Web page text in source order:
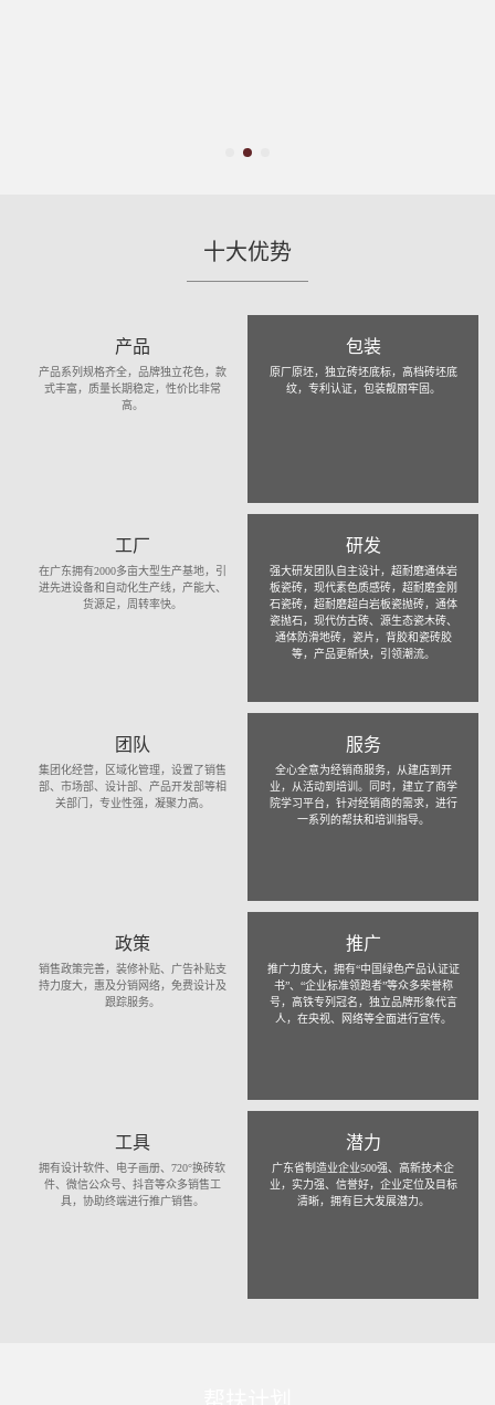
十大优势
产品
产品系列规格齐全，品牌独立花色，款
式丰富，质量长期稳定，性价比非常
高。
包装
原厂原坯，独立砖坯底标，高档砖坯底
纹，专利认证，包装靓丽牢固。
工厂
在广东拥有2000多亩大型生产基地，引
进先进设备和自动化生产线，产能大、
货源足，周转率快。
研发
强大研发团队自主设计，超耐磨通体岩
板瓷砖，现代素色质感砖，超耐磨金刚
石瓷砖，超耐磨超白岩板瓷抛砖，通体
瓷抛石，现代仿古砖、源生态瓷木砖、
通体防滑地砖，瓷片，背胶和瓷砖胶
等，产品更新快，引领潮流。
团队
集团化经营，区域化管理，设置了销售
部、市场部、设计部、产品开发部等相
关部门，专业性强，凝聚力高。
服务
全心全意为经销商服务，从建店到开
业，从活动到培训。同时，建立了商学
院学习平台，针对经销商的需求，进行
一系列的帮扶和培训指导。
政策
销售政策完善，装修补贴、广告补贴支
持力度大，惠及分销网络，免费设计及
跟踪服务。
推广
推广力度大，拥有“中国绿色产品认证证
书”、“企业标准领跑者”等众多荣誉称
号，高铁专列冠名，独立品牌形象代言
人，在央视、网络等全面进行宣传。
工具
拥有设计软件、电子画册、720°换砖软
件、微信公众号、抖音等众多销售工
具，协助终端进行推广销售。
潜力
广东省制造业企业500强、高新技术企
业，实力强、信誉好，企业定位及目标
清晰，拥有巨大发展潜力。